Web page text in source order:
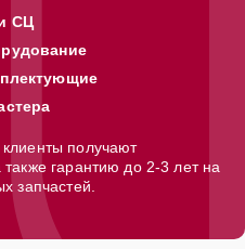
СЦ
получают
гарантию до 2-3 лет на
запчастей.